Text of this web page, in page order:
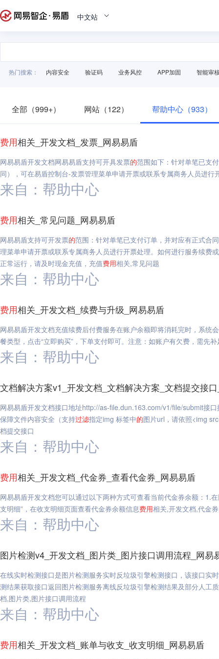
中文站
热门搜索： 内容安全 验证码 业务风控 APP加固 智能审
全部（999+） 网站（122） 帮助中心（933）
费用相关_开发文档_发票_网易易盾
网易易盾开发文档网易易盾支持可开具发票的范围如下：针对单笔已支
同），可在易盾控制台-发票管理菜单申请开票或联系专属商务人员进行
来自：帮助中心
费用相关_常见问题_网易易盾
网易易盾支持可开发票的范围：针对单笔已支付订单，并对应有正式合
理菜单申请开票或联系专属商务人员进行开票处理。如何进行服务续费
正常运行，请及时现金充值，充值费用相关,常见问题
来自：帮助中心
费用相关_开发文档_续费与升级_网易易盾
网易易盾开发文档充值续费后付费服务在账户余额即将消耗完时，系统
餐类型，点击“立即购买”，下单支付即可。注意：如账户有欠费，需先
来自：帮助中心
文档解决方案v1_开发文档_文档解决方案_文档提交接
网易易盾开发文档接口地址http://as-file.dun.163.com/v1/file/submit接
保障文件内容安全（支持过滤指定img 标签中的图片url，请依照<img
档提交接口
来自：帮助中心
费用相关_开发文档_代金券_查看代金券_网易易盾
网易易盾开发文档您可以通过以下两种方式可查看当前代金券余额：1.
支明细”，在收支明细页面查看代金券余额信息费用相关,开发文档,代金
来自：帮助中心
图片检测v4_开发文档_图片类_图片接口调用流程_网易
在线实时检测接口是图片检测服务实时反垃圾引擎检测接口，该接口实
测结果获取接口返回图片检测服务离线反垃圾引擎检测结果及部分人工
档,图片类,图片接口调用流程
来自：帮助中心
费用相关_开发文档_账单与收支_收支明细_网易易盾